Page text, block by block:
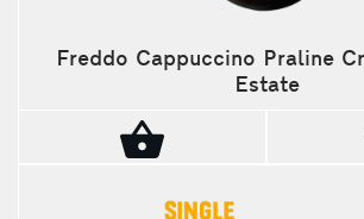
Freddo Cappuccino Praline
Estate